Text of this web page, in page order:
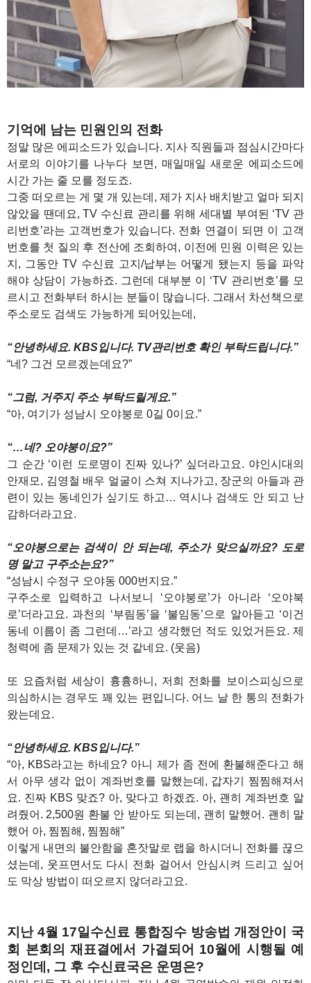
기억에 남는 민원인의 전화
정말 많은 에피소드가 있습니다. 지사 직원들과 점심시간마다
서로의 이야기를 나누다 보면, 매일매일 새로운 에피소드에
시간 가는 줄 모를 정도죠.
그중 떠오르는 게 몇 개 있는데, 제가 지사 배치받고 얼마 되지
않았을 땐데요, TV 수신료 관리를 위해 세대별 부여된 ‘TV 관
리번호’라는 고객번호가 있습니다. 전화 연결이 되면 이 고객
번호를 첫 질의 후 전산에 조회하여, 이전에 민원 이력은 있는
지, 그동안 TV 수신료 고지/납부는 어떻게 됐는지 등을 파악
해야 상담이 가능하죠. 그런데 대부분 이 ‘TV 관리번호’를 모
르시고 전화부터 하시는 분들이 많습니다. 그래서 차선책으로
주소로도 검색도 가능하게 되어있는데,
“안녕하세요. KBS입니다. TV관리번호 확인 부탁드립니다.”
“네? 그건 모르겠는데요?”
“그럼, 거주지 주소 부탁드릴게요.”
“아, 여기가 성남시 오야붕로 0길 0이요.”
“…네? 오야붕이요?”
그 순간 ‘이런 도로명이 진짜 있나?’ 싶더라고요. 야인시대의
안재모, 김영철 배우 얼굴이 스쳐 지나가고, 장군의 아들과 관
련이 있는 동네인가 싶기도 하고… 역시나 검색도 안 되고 난
감하더라고요.
“오야붕으로는 검색이 안 되는데, 주소가 맞으실까요? 도로
명 말고 구주소는요?”
“성남시 수정구 오야동 000번지요.”
구주소로 입력하고 나서보니 ‘오야붕로’가 아니라 ‘오야북
로’더라고요. 과천의 ‘부림동’을 ‘불임동’으로 알아듣고 ‘이건
동네 이름이 좀 그런데…’라고 생각했던 적도 있었거든요. 제
청력에 좀 문제가 있는 것 같네요. (웃음)
또 요즘처럼 세상이 흉흉하니, 저희 전화를 보이스피싱으로
의심하시는 경우도 꽤 있는 편입니다. 어느 날 한 통의 전화가
왔는데요.
“안녕하세요. KBS입니다.”
“아, KBS라고는 하네요? 아니 제가 좀 전에 환불해준다고 해
서 아무 생각 없이 계좌번호를 말했는데, 갑자기 찜찜해져서
요. 진짜 KBS 맞죠? 아, 맞다고 하겠죠. 아, 괜히 계좌번호 알
려줬어. 2,500원 환불 안 받아도 되는데, 괜히 말했어. 괜히 말
했어 아, 찜찜해, 찜찜해”
이렇게 내면의 불안함을 혼잣말로 랩을 하시더니 전화를 끊으
셨는데, 웃프면서도 다시 전화 걸어서 안심시켜 드리고 싶어
도 막상 방법이 떠오르지 않더라고요.
지난 4월 17일수신료 통합징수 방송법 개정안이 국
회 본회의 재표결에서 가결되어 10월에 시행될 예
정인데, 그 후 수신료국은 운명은?